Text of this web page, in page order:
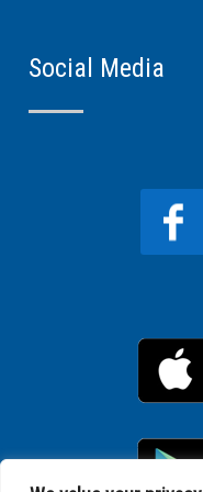
Social Media